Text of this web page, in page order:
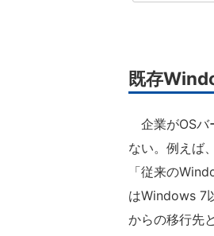
既存
企業がOSバ
ない。例えば
「従来の
はWindows 7
からの移行先